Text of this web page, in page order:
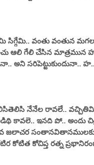
వంతు వంతున
ఆలి గేలి చేసిన
అని సరిపెట్టుకుందునా..
నేనేల రావలే.. వచ్చితిమి
ఇనది పో.. అందు
సజీవ జలాచర
కోటిత కోచిప్త రత్న